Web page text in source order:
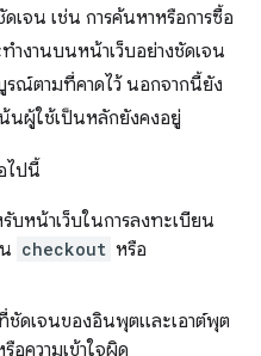
เจน เช่น การค้นหาหรือการซื้อ
ำงานบนหน้าเว็บอย่างชัดเจน
รณ์ตามที่คาดไว้ นอกจากนี้ยัง
นผู้ใช้เป็นหลักยังคงอยู่
ไปนี้
บหน้าเว็บในการลงทะเบียน
checkout หรือ
ชัดเจนของอินพุตและเอาต์พุต
อความเข้าใจผิด